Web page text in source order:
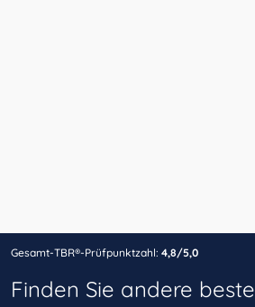
Gesamt-TBR®-Prüfpunktzahl: 4,8/5,0
Finden Sie andere beste